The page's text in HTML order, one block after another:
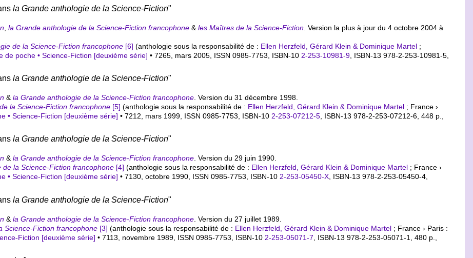
la Grande anthologie de la Science-Fiction"
,la Grande anthologie de la Science-Fiction francophone &les Maîtres de la Science-Fiction . Version la plus à jour du 4 octobre 2004 à
de la Science-Fiction francophone[6] (anthologie sous la responsabilité de : Ellen Herzfeld, Gérard Klein & Dominique Martel;
de poche • Science-Fiction [deuxième série] • 7265, mars 2005, ISSN 0985-7753, ISBN-10 2-253-10981-9 ISBN-13 978-2-253-10981-5
la Grande anthologie de la Science-Fiction"
&la Grande anthologie de la Science-Fiction francophone. Version du 31 décembre 1998.
la Science-Fiction francophone[5] (anthologie sous la responsabilité de : Ellen Herzfeld, Gérard Klein & Dominique Martel; France ›
• Science-Fiction [deuxième série] • 7212, mars 1999, ISSN 0985-7753, ISBN-102-253-07212-5, ISBN-13 978-2-253-07212-6, 448 p.,
la Grande anthologie de la Science-Fiction"
&la Grande anthologie de la Science-Fiction francophone. Version du 29 juin 1990.
de la Science-Fiction francophone[4] (anthologie sous la responsabilité de : Ellen Herzfeld, Gérard Klein & Dominique Martel; France ›
• Science-Fiction [deuxième série] • 7130, octobre 1990, ISSN 0985-7753, ISBN-102-253-05450-X, ISBN-13 978-2-253-05450-4,
la Grande anthologie de la Science-Fiction"
&la Grande anthologie de la Science-Fiction francophone . Version du 27 juillet 1989.
Science-Fiction francophone[3] (anthologie sous la responsabilité de : Ellen Herzfeld, Gérard Klein & Dominique Martel; France › Paris :
Fiction [deuxième série] • 7113, novembre 1989, ISSN 0985-7753, ISBN-10 2-253-05071-7 ISBN-13 978-2-253-05071-1
, 480 p.,